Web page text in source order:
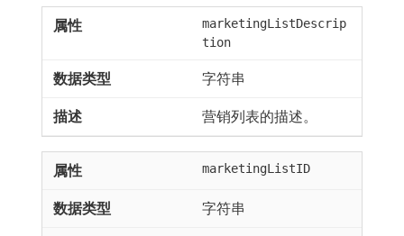
marketingListDescrip
tion
字符串
营销列表的描述。
marketingListID
字符串